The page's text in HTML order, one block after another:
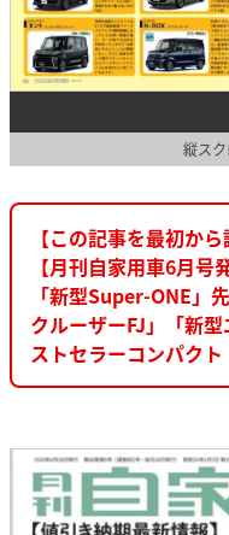
縦ス
【この記事を最初から
【月刊自家用車6月号
「新型Super-ONE」
クルーザーFJ」「新
ストセラーコンパク